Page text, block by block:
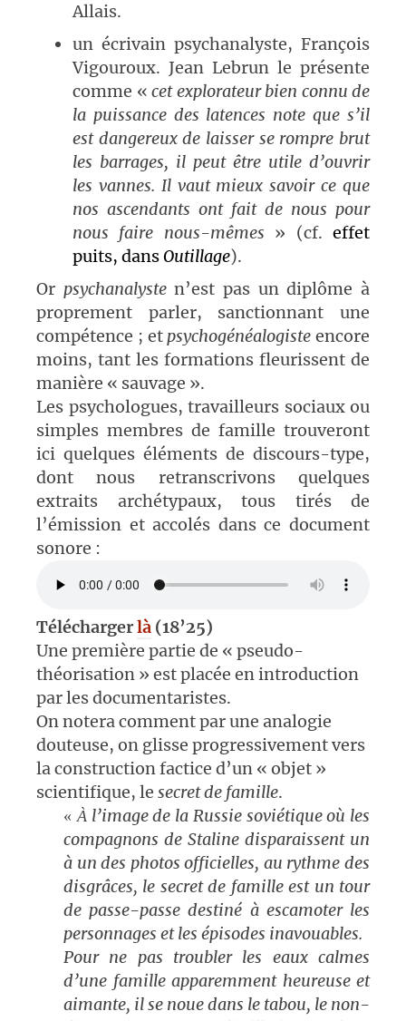
Allais.
un écrivain psychanalyste, François
Vigouroux. Jean Lebrun le présente
comme « cet explorateur bien connu de
la puissance des latences note que s’il
est dangereux de laisser se rompre brut
les barrages, il peut être utile d’ouvrir
les vannes. Il vaut mieux savoir ce que
nos ascendants ont fait de nous pour
nous faire nous-mêmes » (cf.effet
puits, dansOutillage).
Or psychanalysten’est pas un diplôme à
proprement parler, sanctionnant une
compétence ; et psychogénéalogiste encore
moins, tant les formations fleurissent de
manière « sauvage ».
Les psychologues, travailleurs sociaux ou
simples membres de famille trouveront
ici quelques éléments de discours-type,
dont nous retranscrivons quelques
extraits archétypaux, tous tirés de
l’émission et accolés dans ce document
sonore :
Téléchargerlà (18’25)
Une première partie de « pseudo-
théorisation » est placée en introduction
par les documentaristes.
On notera comment par une analogie
douteuse, on glisse progressivement vers
la construction factice d’un « objet »
scientifique, le secret de famille.
«Àl’image de la Russie soviétique où les
compagnons de Staline disparaissent un
à un des photos officielles, au rythme des
disgrâces, le secret de famille est un tour
de passe-passe destiné à escamoter les
personnages et les épisodes inavouables.
Pour ne pas troubler les eaux calmes
d’une famille apparemment heureuse et
aimante, il se noue dans le tabou, le non-